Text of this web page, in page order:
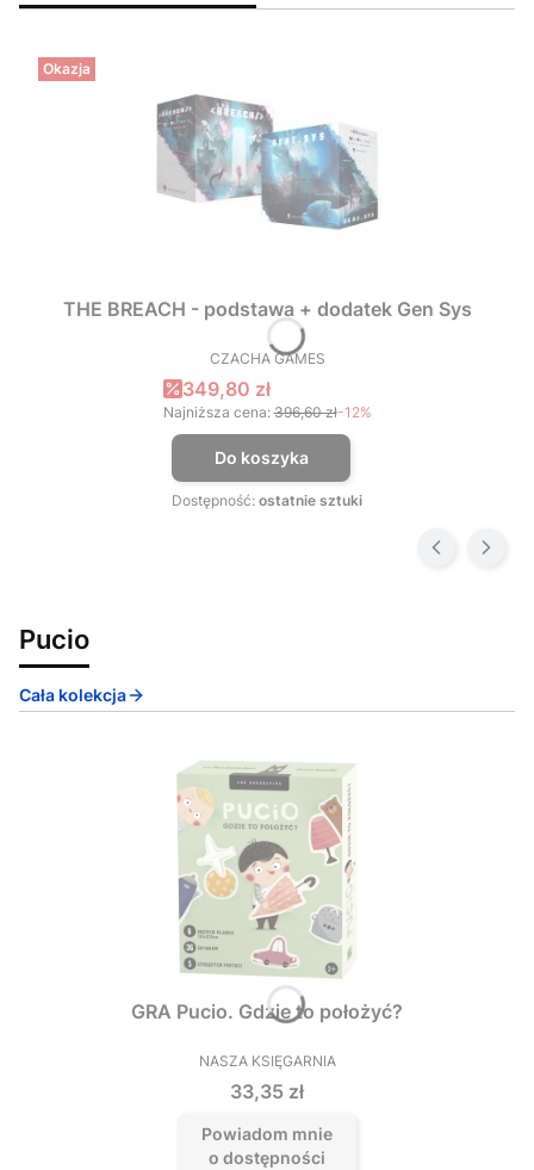
Okazja
THE BREACH - podstawa + dodatek Gen Sys
PRODUCENT
CZACHA GAMES
Cena promocyjna
349,80 zł
Najniższa cena: 396,60 zł-12%
Do koszyka
Dostępność: ostatnie sztuki
Pucio
Cała kolekcja
GRA Pucio. Gdzie to położyć?
PRODUCENT
NASZA KSIĘGARNIA
Cena
33,35 zł
Powiadom mnie
o dostępności